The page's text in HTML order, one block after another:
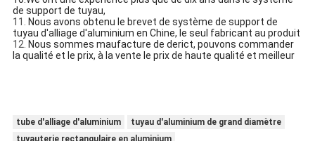
de support de tuyau,
11. Nous avons obtenu le brevet de système de support de
tuyau d'alliage d'aluminium en Chine, le seul fabricant au produit
12. Nous sommes maufacture de derict, pouvons commander
la qualité et le prix, à la vente le prix de haute qualité et meilleur
tube d'alliage d'aluminium
tuyau d'aluminium de grand diamètre